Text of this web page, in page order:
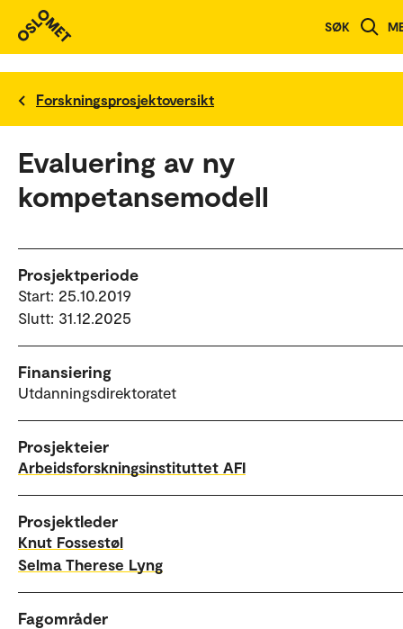
SØK
Forskningsprosjektoversikt
Evaluering av ny
kompetansemodell
Prosjektperiode
Start: 25.10.2019
Slutt: 31.12.2025
Finansiering
Utdanningsdirektoratet
Prosjekteier
Arbeidsforskningsinstituttet AFI
Prosjektleder
Knut Fossestøl
Selma Therese Lyng
Fagområder